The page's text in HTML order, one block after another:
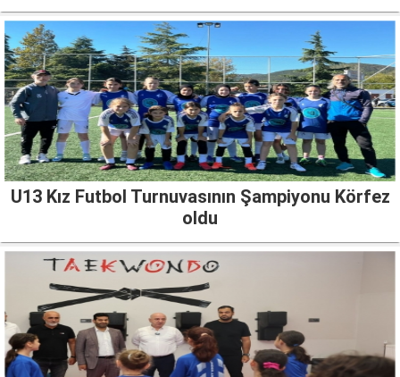
U13 Kız Futbol Turnuvasının Şampiyonu Körfez
oldu